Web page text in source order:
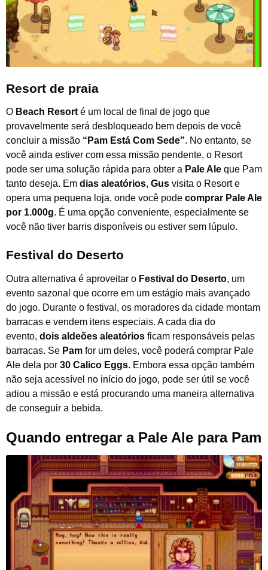
Resort de praia
O Beach Resort é um local de final de jogo que
provavelmente será desbloqueado bem depois de você
concluir a missão “Pam Está Com Sede”. No entanto, se
você ainda estiver com essa missão pendente, o Resort
pode ser uma solução rápida para obter a Pale Ale que Pam
tanto deseja. Em dias aleatórios, Gus visita o Resort e
opera uma pequena loja, onde você pode comprar Pale Ale
por 1.000g. É uma opção conveniente, especialmente se
você não tiver barris disponíveis ou estiver sem lúpulo.
Festival do Deserto
Outra alternativa é aproveitar o Festival do Deserto, um
evento sazonal que ocorre em um estágio mais avançado
do jogo. Durante o festival, os moradores da cidade montam
barracas e vendem itens especiais. A cada dia do
evento, dois aldeões aleatórios ficam responsáveis pelas
barracas. Se Pam for um deles, você poderá comprar Pale
Ale dela por 30 Calico Eggs. Embora essa opção também
não seja acessível no início do jogo, pode ser útil se você
adiou a missão e está procurando uma maneira alternativa
de conseguir a bebida.
Quando entregar a Pale Ale para Pam